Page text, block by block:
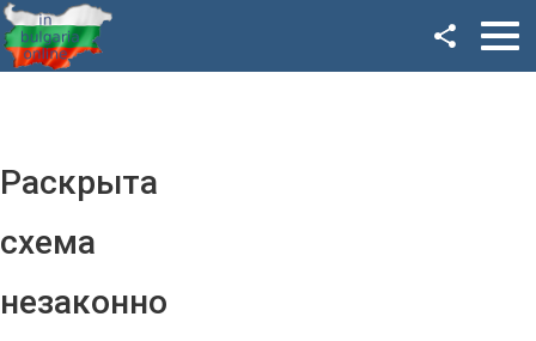
Раскрыта
схема
незаконно